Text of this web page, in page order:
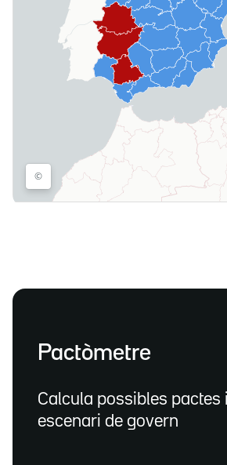
Pactòmetre
Calcula possibles pactes
escenari de govern